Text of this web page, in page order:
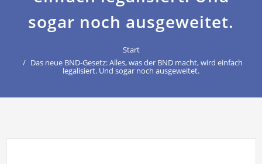
sogar noch ausgeweitet.
Start
Das neue BND-Gesetz: Alles, was der BND macht, wird einfach
legalisiert. Und sogar noch ausgeweitet.